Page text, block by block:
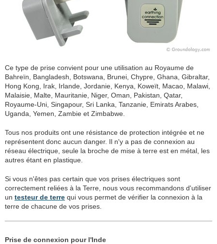
Ce type de prise convient pour une utilisation au Royaume de
Bahreïn, Bangladesh, Botswana, Brunei, Chypre, Ghana, Gibraltar,
Hong Kong, Irak, Irlande, Jordanie, Kenya, Koweït, Macao, Malawi,
Malaisie, Malte, Mauritanie, Niger, Oman, Pakistan, Qatar,
Royaume-Uni, Singapour, Sri Lanka, Tanzanie, Emirats Arabes,
Uganda, Yemen, Zambie et Zimbabwe.
Tous nos produits ont une résistance de protection intégrée et ne
représentent donc aucun danger. Il n'y a pas de connexion au
réseau électrique, seule la broche de mise à terre est en métal, les
autres étant en plastique.
Si vous n'êtes pas certain que vos prises électriques sont
correctement reliées à la Terre, nous vous recommandons d'utiliser
un testeur de terre qui vous permet de vérifier la connexion à la
terre de chacune de vos prises.
Prise de connexion pour l'Inde